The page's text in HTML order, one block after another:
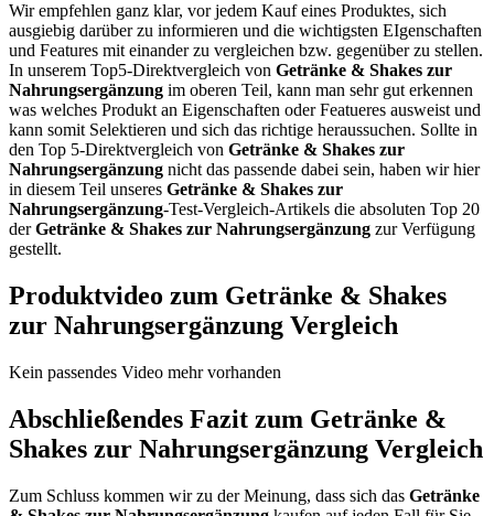
Wir empfehlen ganz klar, vor jedem Kauf eines Produktes, sich
ausgiebig darüber zu informieren und die wichtigsten EIgenschaften
und Features mit einander zu vergleichen bzw. gegenüber zu stellen.
In unserem Top5-Direktvergleich von Getränke & Shakes zur
Nahrungsergänzung im oberen Teil, kann man sehr gut erkennen
was welches Produkt an Eigenschaften oder Featueres ausweist und
kann somit Selektieren und sich das richtige heraussuchen. Sollte in
den Top 5-Direktvergleich von Getränke & Shakes zur
Nahrungsergänzung nicht das passende dabei sein, haben wir hier
in diesem Teil unseres Getränke & Shakes zur
Nahrungsergänzung-Test-Vergleich-Artikels die absoluten Top 20
derGetränke & Shakes zur Nahrungsergänzung zur Verfügung
gestellt.
Produktvideo zum Getränke & Shakes
zur Nahrungsergänzung Vergleich
Kein passendes Video mehr vorhanden
Abschließendes Fazit zum Getränke &
Shakes zur Nahrungsergänzung Vergleich
Zum Schluss kommen wir zu der Meinung, dass sich das Getränke